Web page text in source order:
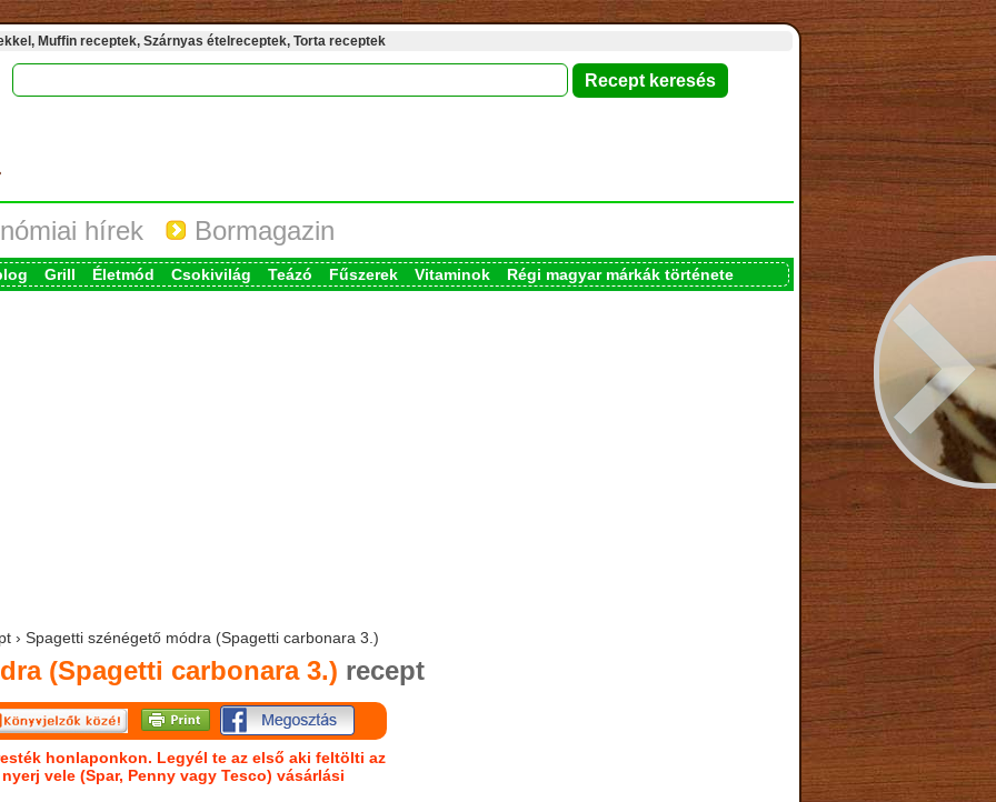
Muffin receptek, Szárnyas ételreceptek, Torta receptek
hírek Bormagazin
Grill Életmód Csokivilág Teázó Fűszerek Vitaminok Régi magyar márkák története
› Spagetti szénégető módra (Spagetti carbonara 3.)
(Spagetti carbonara 3.) recept
honlaponkon. Legyél te az első aki feltölti az
vele (Spar, Penny vagy Tesco) vásárlási